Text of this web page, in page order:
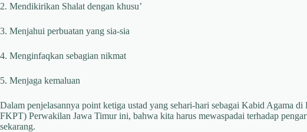
2. Mendikirikan Shalat dengan khusu’
3. Menjahui perbuatan yang sia-sia
4. Menginfaqkan sebagian nikmat
5. Menjaga kemaluan
Dalam penjelasannya point ketiga ustad yang sehari-hari sebagai Kabid Agama
FKPT) Perwakilan Jawa Timur ini, bahwa kita harus mewaspadai terhadap
sekarang.